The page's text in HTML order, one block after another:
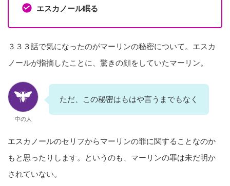
エスカノール眠る
３３３話で気になったのがマーリンの秘密について。エスカ
ノールが指摘したことに、驚きの顔をしていたマーリン。
中の人
ただ、この秘密はもはや言うまでもなく
エスカノールのセリフからマーリンの罪に関することなのか
もと思ったりします。というのも、マーリンの罪は未だ明か
されていない。